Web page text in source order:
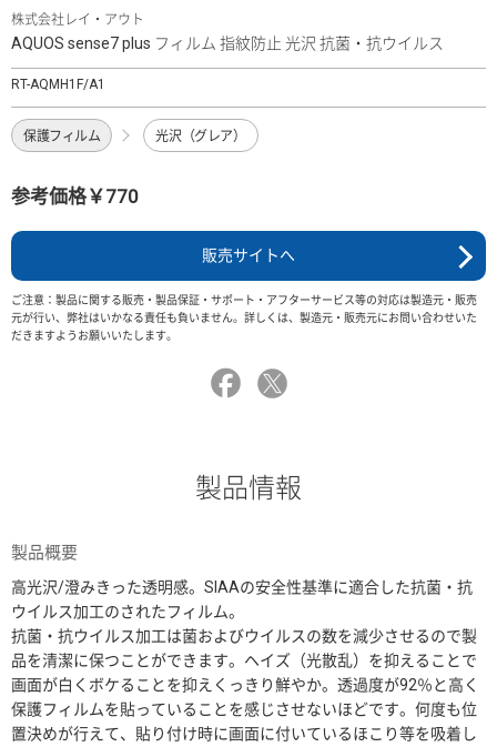
株式会社レイ・アウト
AQUOS sense7 plus フィルム 指紋防止 光沢 抗菌・抗ウイルス
RT-AQMH1F/A1
保護フィルム 光沢（グレア）
参考価格￥770
販売サイトへ
ご注意：製品に関する販売・製品保証・サポート・アフターサービス等の対応は製造元・販売
元が行い、弊社はいかなる責任も負いません。詳しくは、製造元・販売元にお問い合わせいた
だきますようお願いいたします。
製品情報
製品概要
高光沢/澄みきった透明感。SIAAの安全性基準に適合した抗菌・抗
ウイルス加工のされたフィルム。
抗菌・抗ウイルス加工は菌およびウイルスの数を減少させるので製
品を清潔に保つことができます。ヘイズ（光散乱）を抑えることで
画面が白くボケることを抑えくっきり鮮やか。透過度が92％と高く
保護フィルムを貼っていることを感じさせないほどです。何度も位
置決めが行えて、貼り付け時に画面に付いているほこり等を吸着し